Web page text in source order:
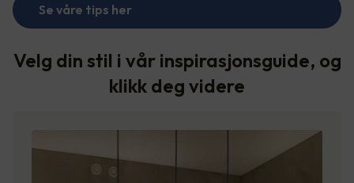
Se våre tips her
Velg din stil i vår inspirasjonsguide, og
klikk deg videre